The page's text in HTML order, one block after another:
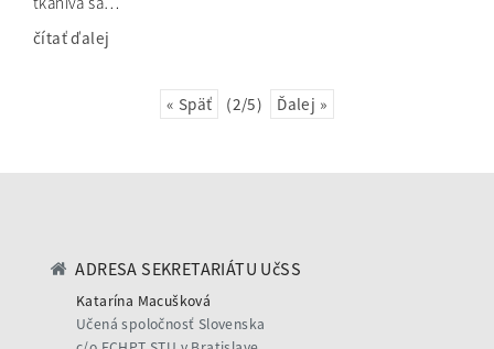
čítať ďalej
« Späť (2/5) Ďalej »
ADRESA SEKRETARIÁTU UčSS
Katarína Macušková
Učená spoločnosť Slovenska